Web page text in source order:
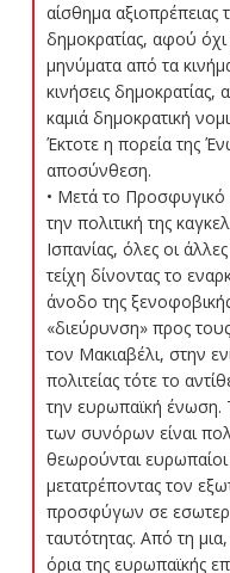
αίσθημα αξιοπρέπειας
δημοκρατίας, αφού
μηνύματα από τα
κινήσεις
καμιά δημοκρατική
Έκτοτε η πορεία της
αποσύνθεση.
• Μετά το
την πολιτική της
Ισπανίας, όλες οι
τείχη δίνοντας το
άνοδο της
«διεύρυνση» προς
τον Μακιαβέλι, στην
πολιτείας τότε το
την ευρωπαϊκή ένωση.
των συνόρων είναι
θεωρούνται ευρωπαίοι
μετατρέποντας τον
προσφύγων σε
ταυτότητας. Από τη
όρια της ευρωπαϊκής